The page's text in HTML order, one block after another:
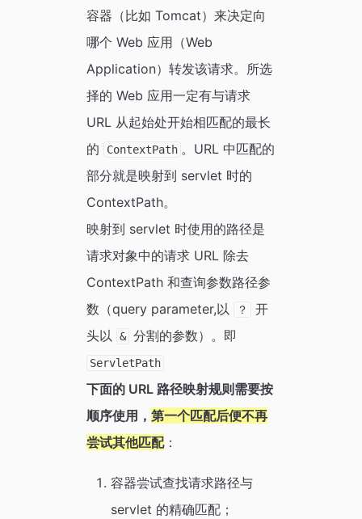
容器（比如 Tomcat）来决定向
哪个 Web 应用（Web
Application）转发该请求。所选
择的 Web 应用一定有与请求
URL 从起始处开始相匹配的最长
的
ContextPath 。URL 中匹配的
部分就是映射到 servlet 时的
ContextPath。
映射到 servlet 时使用的路径是
请求对象中的请求 URL 除去
ContextPath 和查询参数路径参
数（query parameter,以
？
开
头以
& 分割的参数）。即
ServletPath
下面的 URL 路径映射规则需要按
顺序使用， 第一个匹配后便不再
尝试其他匹配：
容器尝试查找请求路径与
servlet 的精确匹配；